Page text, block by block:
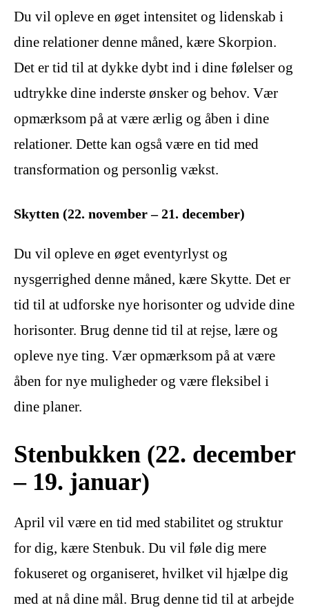
Du vil opleve en øget intensitet og lidenskab i
dine relationer denne måned, kære Skorpion.
Det er tid til at dykke dybt ind i dine følelser og
udtrykke dine inderste ønsker og behov. Vær
opmærksom på at være ærlig og åben i dine
relationer. Dette kan også være en tid med
transformation og personlig vækst.
Skytten (22. november – 21. december)
Du vil opleve en øget eventyrlyst og
nysgerrighed denne måned, kære Skytte. Det er
tid til at udforske nye horisonter og udvide dine
horisonter. Brug denne tid til at rejse, lære og
opleve nye ting. Vær opmærksom på at være
åben for nye muligheder og være fleksibel i
dine planer.
Stenbukken (22. december
– 19. januar)
April vil være en tid med stabilitet og struktur
for dig, kære Stenbuk. Du vil føle dig mere
fokuseret og organiseret, hvilket vil hjælpe dig
med at nå dine mål. Brug denne tid til at arbejde